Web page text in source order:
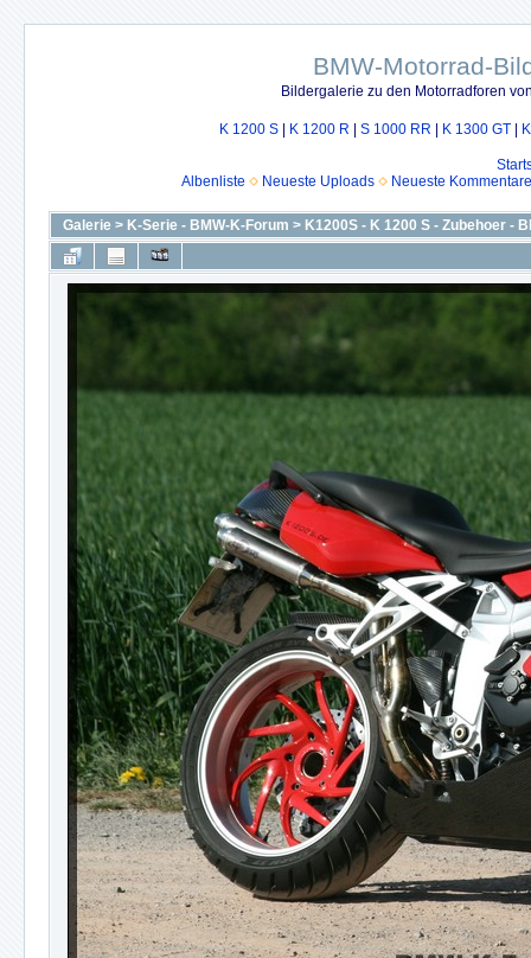
BMW-Motorrad-
Bildergalerie zu den Motorradforen
K 1200 S K 1200 R S 1000 RR K 1300 GT
Albenliste
Neueste Uploads Neueste Kommentare
Galerie > K-Serie - BMW-K-Forum > K1200S - K 1200 S - Zubehoer -